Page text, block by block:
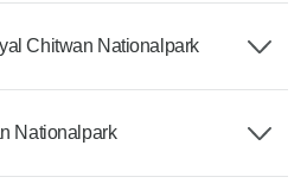
Chitwan Nationalpark
Nationalpark